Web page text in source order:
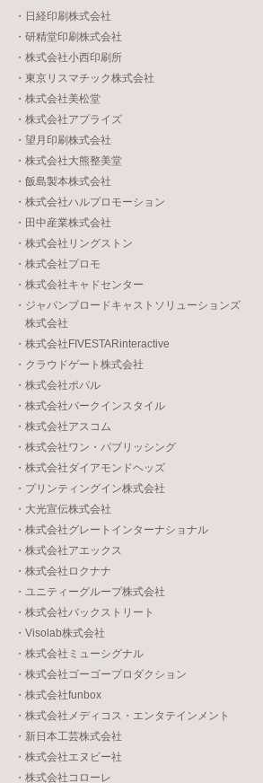
・日経印刷株式会社
・研精堂印刷株式会社
・株式会社小西印刷所
・東京リスマチック株式会社
・株式会社美松堂
・株式会社アプライズ
・望月印刷株式会社
・株式会社大熊整美堂
・飯島製本株式会社
・株式会社ハルプロモーション
・田中産業株式会社
・株式会社リングストン
・株式会社プロモ
・株式会社キャドセンター
・ジャパンブロードキャストソリューションズ
株式会社
・株式会社FIVESTARinteractive
・クラウドゲート株式会社
・株式会社ポパル
・株式会社バークインスタイル
・株式会社アスコム
・株式会社ワン・パブリッシング
・株式会社ダイアモンドヘッズ
・プリンティングイン株式会社
・大光宣伝株式会社
・株式会社グレートインターナショナル
・株式会社アエックス
・株式会社ロクナナ
・ユニティーグループ株式会社
・株式会社バックストリート
・Visolab株式会社
・株式会社ミューシグナル
・株式会社ゴーゴープロダクション
・株式会社funbox
・株式会社メディコス・エンタテインメント
・新日本工芸株式会社
・株式会社エヌビー社
・株式会社コローレ